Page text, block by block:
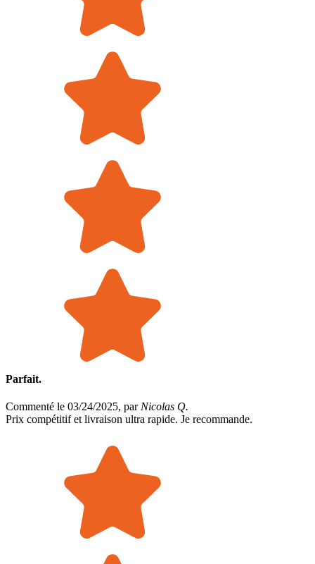
Parfait.
Commenté le 03/24/2025, par Nicolas Q.
Prix compétitif et livraison ultra rapide. Je recommande.